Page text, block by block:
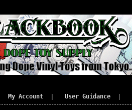
Toy!!
My Account User Guidance